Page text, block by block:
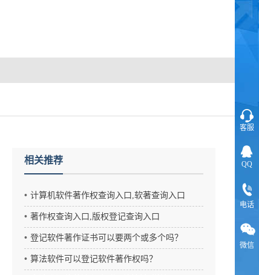
相关推荐
计算机软件著作权查询入口,软著查询入口
著作权查询入口,版权登记查询入口
登记软件著作证书可以要两个或多个吗？
算法软件可以登记软件著作权吗？
客服
QQ
电话
微信